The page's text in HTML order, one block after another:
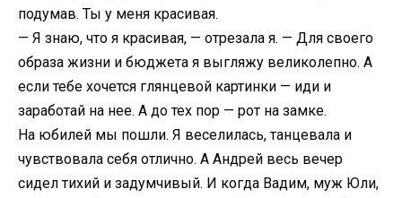
подумав. Ты у меня красивая.
— Я знаю, что я красивая, — отрезала я. — Для своего
образа жизни и бюджета я выгляжу великолепно. А
если тебе хочется глянцевой картинки — иди и
заработай на нее. А до тех пор — рот на замке.
На юбилей мы пошли. Я веселилась, танцевала и
чувствовала себя отлично. А Андрей весь вечер
сидел тихий и задумчивый. И когда Вадим, муж Юли,